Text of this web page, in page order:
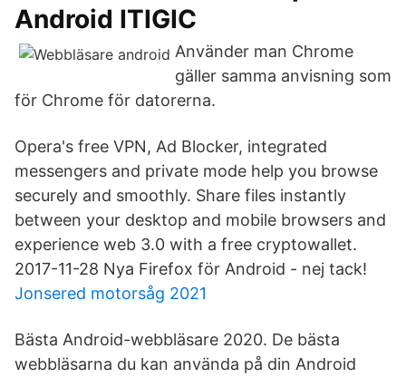
Android ITIGIC
Använder man Chrome
gäller samma anvisning som
för Chrome för datorerna.
Opera's free VPN, Ad Blocker, integrated
messengers and private mode help you browse
securely and smoothly. Share files instantly
between your desktop and mobile browsers and
experience web 3.0 with a free cryptowallet.
2017-11-28 Nya Firefox för Android - nej tack!
Jonsered motorsåg 2021
Bästa Android-webbläsare 2020. De bästa
webbläsarna du kan använda på din Android